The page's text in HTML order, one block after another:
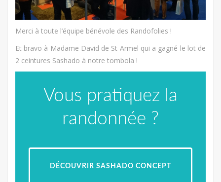
Merci à toute l’équipe bénévole des Randofolies !
Et bravo à Madame David de St Armel qui a gagné le lot de
2 ceintures Sashado à notre tombola !
Vous pratiquez la
randonnée ?
DÉCOUVRIR SASHADO CONCEPT